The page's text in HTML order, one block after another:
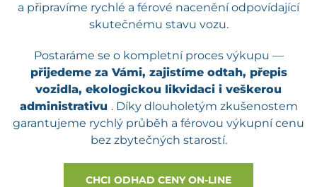
a připravíme rychlé a férové nacenění odpovídající
skutečnému stavu vozu.
Postaráme se o kompletní proces výkupu —
přijedeme za Vámi, zajistíme odtah, přepis
vozidla, ekologickou likvidaci i veškerou
administrativu . Díky dlouholetým zkušenostem
garantujeme rychlý průběh a férovou výkupní cenu
bez zbytečných starostí.
CHCI ODHAD CENY ON-LINE